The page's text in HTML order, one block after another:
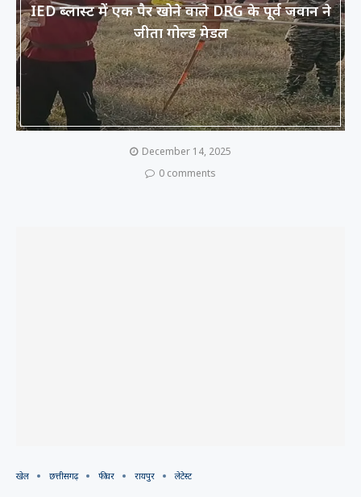
IED ब्लास्ट में एक पैर खोने वाले DRG के पूर्व जवान ने
जीता गोल्ड मेडल
December 14, 2025
0 comments
खेल छत्तीसगढ़ फीचर रायपुर लेटेस्ट